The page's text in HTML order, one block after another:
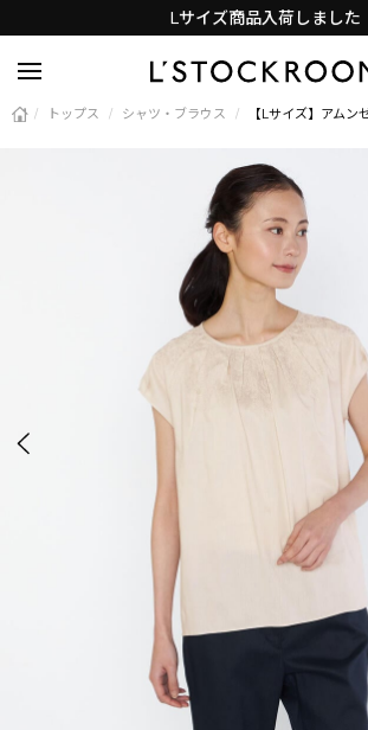
Lサイズ商品入荷しました
/ トップス / シャツ・ブラウス / 【Lサイズ】アムン